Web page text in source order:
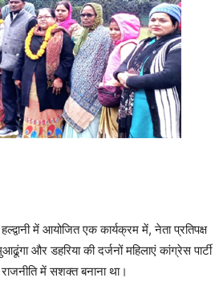
में आयोजित एक कार्यक्रम में, नेता प्रतिपक्ष
और डहरिया की दर्जनों महिलाएं कांग्रेस पार्टी
में सशक्त बनाना था।